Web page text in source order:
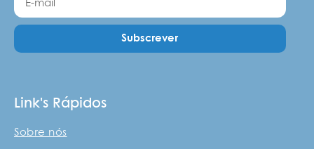
Subscrever
Link's Rápidos
Sobre nós